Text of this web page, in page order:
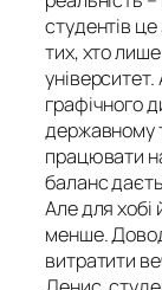
студентів
тих, хто
графічного
державному
працювати
баланс
Але для хобі
менше.
витратити